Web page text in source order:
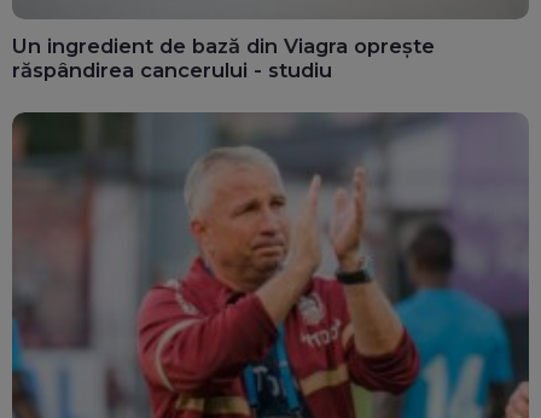
Un ingredient de bază din Viagra oprește
răspândirea cancerului - studiu